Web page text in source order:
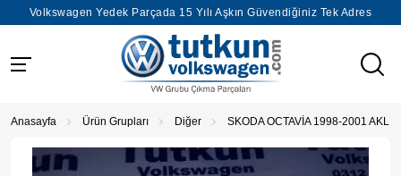
Volkswagen Yedek Parçada 15 Yılı Aşkın Güvendiğiniz Tek Adres
Anasayfa Ürün Grupları Diğer SKODA OCTAVİA 1998-2001 AKL